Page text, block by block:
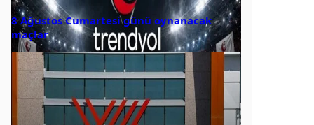
8 Ağustos Cumartesi günü oynanacak
maçlar